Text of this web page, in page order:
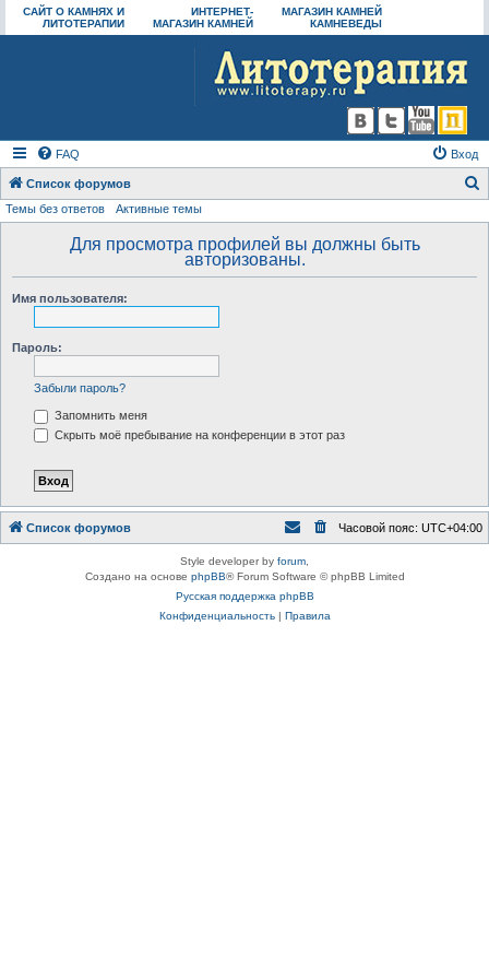
САЙТ О КАМНЯХ И
ЛИТОТЕРАПИИ
ИНТЕРНЕТ-
МАГАЗИН КАМНЕЙ
МАГАЗИН КАМНЕЙ
КАМНЕВЕДЫ
FAQ Вход
Список форумов
Темы без ответов Активные темы
Для просмотра профилей вы должны быть
авторизованы.
Имя пользователя:
Пароль:
Забыли пароль?
Запомнить меня
Скрыть моё пребывание на конференции в этот раз
Список форумов Часовой пояс: UTC+04:00
Style developer by forum,
Создано на основе phpBB® Forum Software © phpBB Limited
Русская поддержка phpBB
Конфиденциальность| Правила